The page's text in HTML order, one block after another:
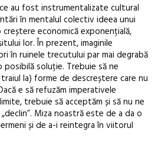
au fost instrumentalizate cultural
în mentalul colectiv ideea unui
economică exponențială,
lor. În prezent, imaginile
în ruinele trecutului par mai degrabă
soluție. Trebuie să ne
la) forme de descreștere care nu
e să refuzăm imperativele
trebuie să acceptăm și să nu ne
Miza noastră este de a da o
și de a-i reintegra în viitorul